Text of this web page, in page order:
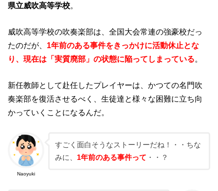
県立威吹高等学校。
威吹高等学校の吹奏楽部は、全国大会常連の強豪校だっ
たのだが、 1年前のある事件をきっかけに活動休止とな
り、現在は「実質廃部」の状態に陥ってしまっている。
新任教師として赴任したプレイヤーは、かつての名門吹
奏楽部を復活させるべく、生徒達と様々な困難に立ち向
かっていくことになるんだ。
Naoyuki
すごく面白そうなストーリーだね！・・ちな
みに、 1年前のある事件って ・・？